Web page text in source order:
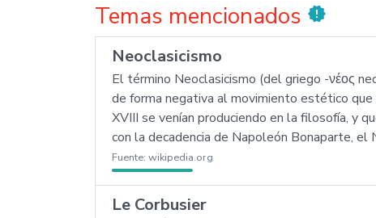
Temas mencionados new_releases
Neoclasicismo
El término Neoclasicismo (del griego -νέος
de forma negativa al movimiento estético
XVIII se venían produciendo en la filosofía, y
con la decadencia de Napoleón Bonaparte,
Fuente: wikipedia.org
Le Corbusier